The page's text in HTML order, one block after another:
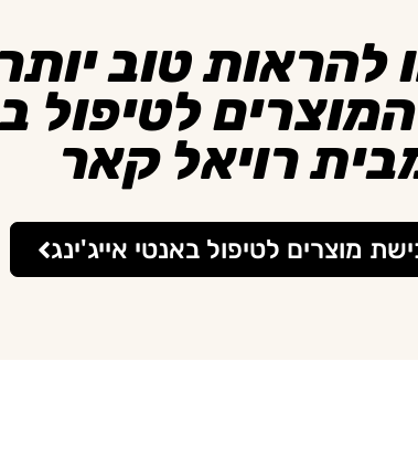
להראות טוב
לטיפול
רויאל קאר
מוצרים לטיפול באנטי אייג'ינג